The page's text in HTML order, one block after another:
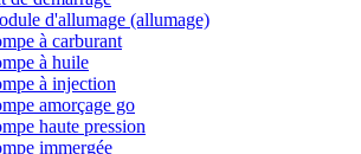
d'allumage (allumage)
à carburant
à huile
à injection
amorçage go
haute pression
immergée